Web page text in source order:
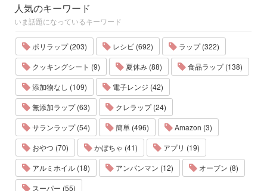
人気のキーワード
いま話題になっているキーワード
ポリラップ (203) レシピ (692)
ラップ (322)
クッキングシート (9)
夏休み (88)
食品ラップ (138)
添加物なし (109)
電子レンジ (42)
無添加ラップ (63)
クレラップ (24)
サランラップ (54)
簡単 (496)
Amazon (3)
おやつ (70)
かぼちゃ (41)
アプリ (19)
アルミホイル (18)
アンパンマン (12)
オーブン (8)
スーパー (55)